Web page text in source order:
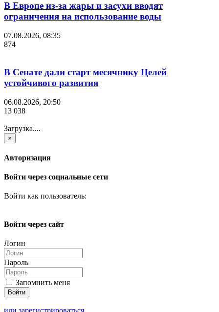
В Европе из-за жары и засухи вводят
ограничения на использование воды
07.08.2026, 08:35
874
В Сенате дали старт месячнику Целей
устойчивого развития
06.08.2026, 20:50
13 038
Загрузка....
×
Авторизация
Войти через социальные сети
Войти как пользователь:
Войти через сайт
Логин
Пароль
Запомнить меня
или зарегистрироваться